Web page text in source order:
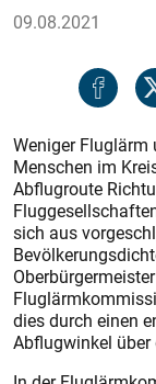
09.08.2021
Weniger Fluglärm
Menschen im
Abflugroute
sich aus
dies durch einen
Abflugwinkel über